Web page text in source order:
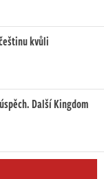
kvůli
Další Kingdom